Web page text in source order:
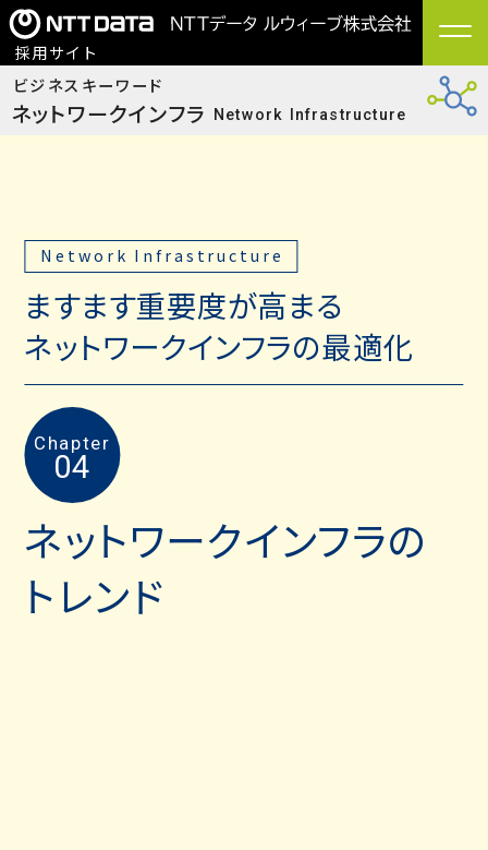
/ 採用サイト
ビジネスキーワード
ネットワークインフラ Network Infrastructure
Network Infrastructure
ますます重要度が高まる
ネットワークインフラの最適化
Chapter
04
ネットワークインフラの
トレンド